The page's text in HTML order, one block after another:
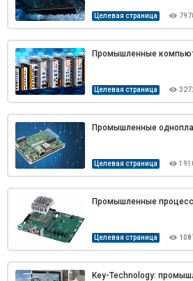
Целевая страница
Целевая страница
Промышленные
Целевая страница
Промышленные
Целевая страница
Промышленные
Key-Technology: